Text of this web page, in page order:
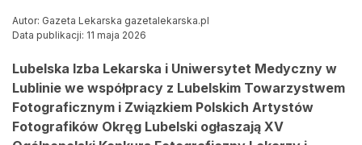
Autor: Gazeta Lekarska gazetalekarska.pl
Data publikacji: 11 maja 2026
Lubelska Izba Lekarska i Uniwersytet Medyczny w
Lublinie we współpracy z Lubelskim Towarzystwem
Fotograficznym i Związkiem Polskich Artystów
Fotografików Okręg Lubelski ogłaszają XV